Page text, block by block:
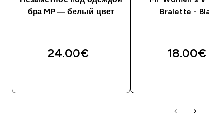
бра MP ― белый цвет
24.00€‎
Bralette - Black
18.00€‎